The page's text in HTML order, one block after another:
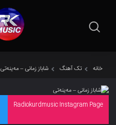
خانه تک آهنگ شاباز زمانی – مەینەتی
Radiokurdmusic Instagram Page